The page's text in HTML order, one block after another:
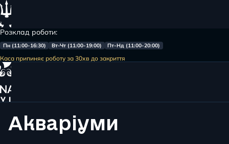
Розклад роботи:
Пн (11:00-16:30) Вт-Чт (11:00-19:00) Пт-Нд (11:00-20:00)
Каса припиняє роботу за 30хв до закриття
Головна
Акваріуми